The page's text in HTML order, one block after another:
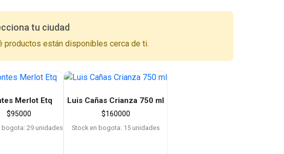
tu ciudad
productos están disponibles cerca de ti.
Merlot Etq
$95000
bogota: 29 unidades
Luis Cañas Crianza 750 ml
$160000
Stock en bogota: 15 unidades